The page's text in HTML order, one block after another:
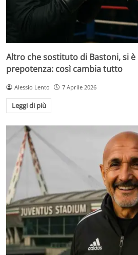
Altro che sostituto di Bastoni, si è
prepotenza: così cambia tutto
Alessio Lento 7 Aprile 2026
Leggi di più